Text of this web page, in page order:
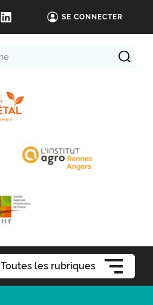
SE CONNECTER
Toutes les rubriques